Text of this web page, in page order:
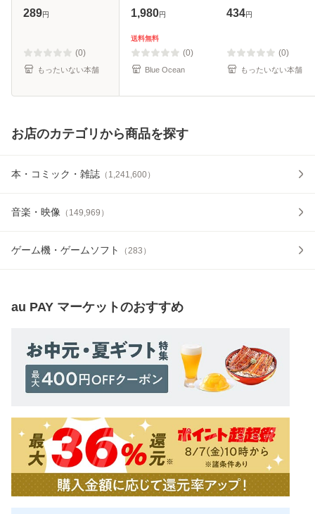
料】
289円
(0)
もったいない本舗
枚組) [DVD]
1,980円
送料無料
(0)
Blue Ocean
ウエスト・ジャパ
434円
(0)
もったいない本舗
お店のカテゴリから商品を探す
本・コミック・雑誌 （ 1,241,600）
音楽・映像 （ 149,969 ）
ゲーム機・ゲームソフト （283 ）
au PAY マーケットのおすすめ